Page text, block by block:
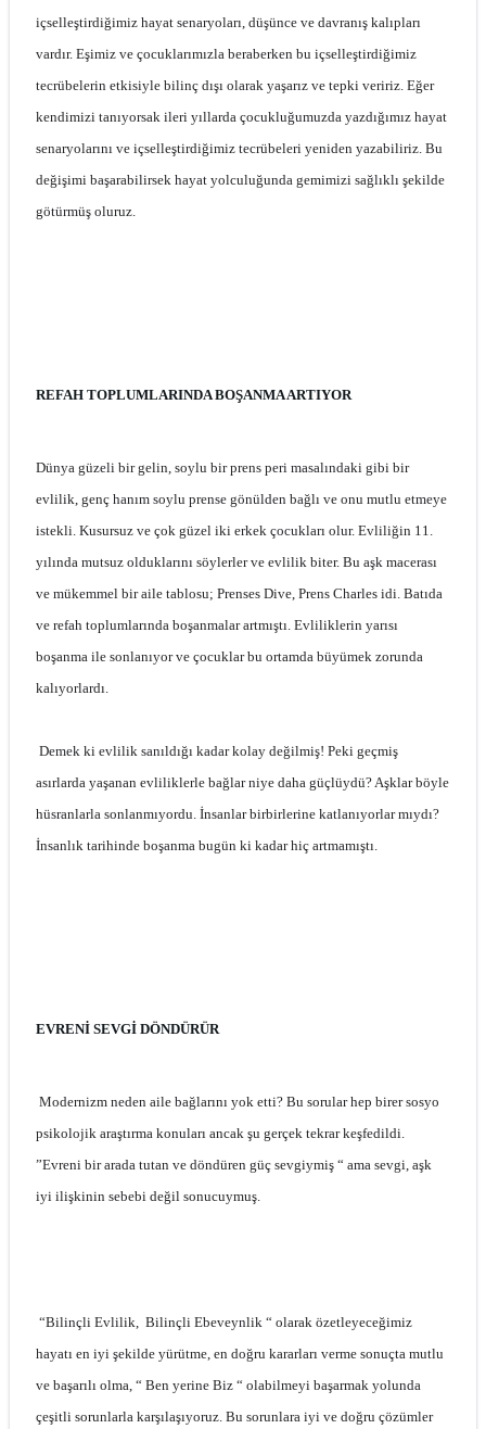
içselleştirdiğimiz hayat senaryoları, düşünce ve davranış kalıpları
vardır. Eşimiz ve çocuklarımızla beraberken bu içselleştirdiğimiz
tecrübelerin etkisiyle bilinç dışı olarak yaşarız ve tepki veririz. Eğer
kendimizi tanıyorsak ileri yıllarda çocukluğumuzda yazdığımız hayat
senaryolarını ve içselleştirdiğimiz tecrübeleri yeniden yazabiliriz. Bu
değişimi başarabilirsek hayat yolculuğunda gemimizi sağlıklı şekilde
götürmüş oluruz.
REFAH TOPLUMLARINDA BOŞANMA ARTIYOR
Dünya güzeli bir gelin, soylu bir prens peri masalındaki gibi bir
evlilik, genç hanım soylu prense gönülden bağlı ve onu mutlu etmeye
istekli. Kusursuz ve çok güzel iki erkek çocukları olur. Evliliğin 11.
yılında mutsuz olduklarını söylerler ve evlilik biter. Bu aşk macerası
ve mükemmel bir aile tablosu; Prenses Dive, Prens Charles idi. Batıda
ve refah toplumlarında boşanmalar artmıştı. Evliliklerin yarısı
boşanma ile sonlanıyor ve çocuklar bu ortamda büyümek zorunda
kalıyorlardı.
Demek ki evlilik sanıldığı kadar kolay değilmiş! Peki geçmiş
asırlarda yaşanan evliliklerle bağlar niye daha güçlüydü? Aşklar böyle
hüsranlarla sonlanmıyordu. İnsanlar birbirlerine katlanıyorlar mıydı?
İnsanlık tarihinde boşanma bugün ki kadar hiç artmamıştı.
EVRENİ SEVGİ DÖNDÜRÜR
Modernizm neden aile bağlarını yok etti? Bu sorular hep birer sosyo
psikolojik araştırma konuları ancak şu gerçek tekrar keşfedildi.
”Evreni bir arada tutan ve döndüren güç sevgiymiş “ ama sevgi, aşk
iyi ilişkinin sebebi değil sonucuymuş.
“Bilinçli Evlilik, Bilinçli Ebeveynlik “ olarak özetleyeceğimiz
hayatı en iyi şekilde yürütme, en doğru kararları verme sonuçta mutlu
ve başarılı olma, “ Ben yerine Biz “ olabilmeyi başarmak yolunda
çeşitli sorunlarla karşılaşıyoruz. Bu sorunlara iyi ve doğru çözümler